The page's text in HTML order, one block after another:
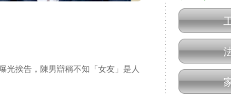
光挨告，陳男辯稱不知「女友」是人